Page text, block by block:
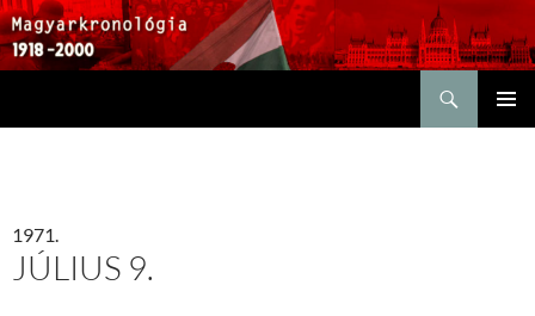
1971.
JÚLIUS 9.